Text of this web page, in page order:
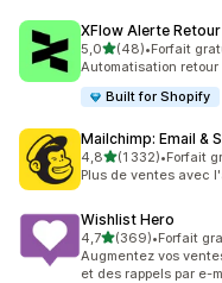
XFlow Alerte
5,0étoile(s) sur 5
(48)
48 avis au total
•Forfait
Automatisation
Built for Shopify
Mailchimp: Email &
4,8étoile(s) sur 5
(1 332)
1332 avis au total
•Forfait
Plus de ventes avec
Wishlist Hero
4,7étoile(s) sur 5
(369)
369 avis au total
•Forfait
Augmentez vos
et des rappels par e-